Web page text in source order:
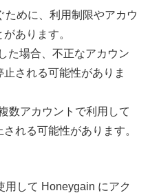
ために、利用制限やアカウ
あります。
た場合、不正なアカウン
される可能性がありま
数アカウントで利用して
れる可能性があります。
して Honeygain にアク